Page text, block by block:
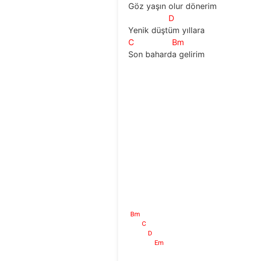
Göz yaşın olur dönerim
D
Yenik düştüm yıllara
C
Bm
Son baharda gelirim
Bm
C
D
Em